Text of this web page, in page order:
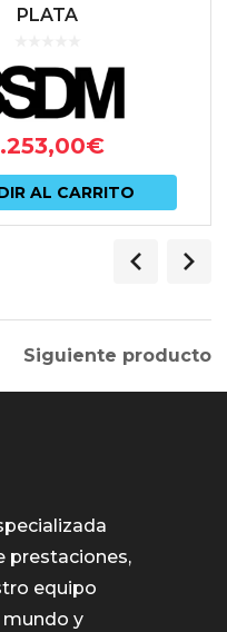
PLATA
€
AL CARRITO
Siguiente producto
prestaciones,
equipo
mundo y